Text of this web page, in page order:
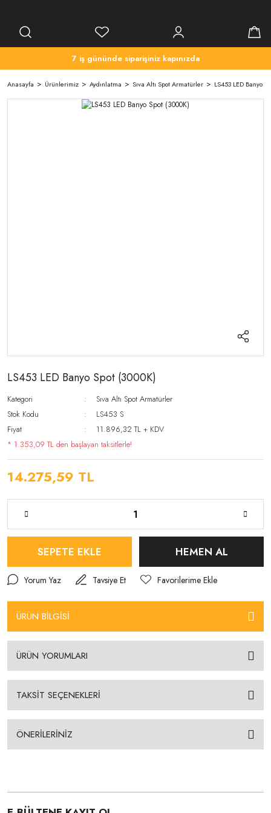
7 iş gününde siparişiniz kapınızda
Anasayfa Ürünlerimiz Aydınlatma Sıva Altı Spot Armatürler LS453 LED Banyo
LS453 LED Banyo Spot (3000K)
Kategori
Sıva Altı Spot Armatürler
Stok Kodu
LS453 S
Fiyat
11.896,32 TL + KDV
* 1.353,09 TL den başlayan taksitlerle!
14.275,59 TL
SEPETE EKLE HEMEN AL
Yorum Yaz Tavsiye Et
ÜRÜN BİLGİSİ
ÜRÜN YORUMLARI
TAKSİT SEÇENEKLERİ
ÖNERİLERİNİZ